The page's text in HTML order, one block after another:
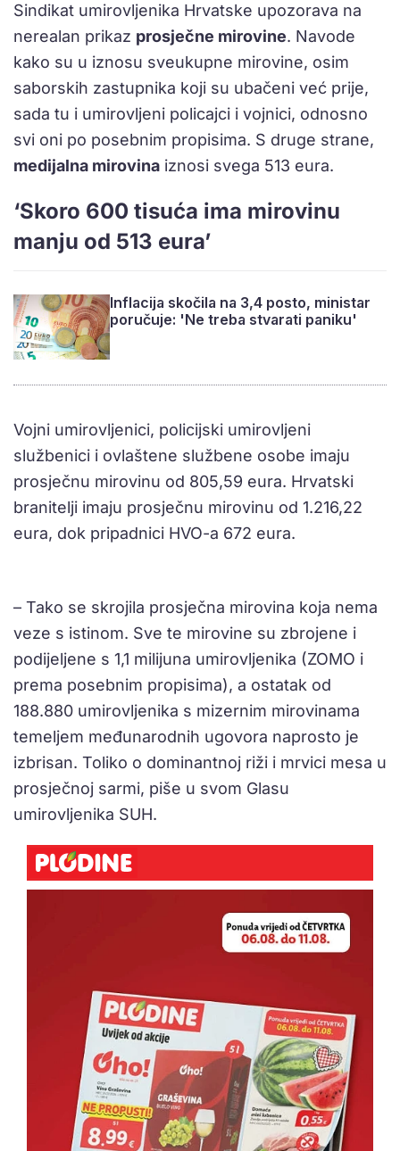
Sindikat umirovljenika Hrvatske upozorava na
nerealan prikaz prosječne mirovine. Navode
kako su u iznosu sveukupne mirovine, osim
saborskih zastupnika koji su ubačeni već prije,
sada tu i umirovljeni policajci i vojnici, odnosno
svi oni po posebnim propisima. S druge strane,
medijalna mirovina iznosi svega 513 eura.
‘Skoro 600 tisuća ima mirovinu
manju od 513 eura’
Inflacija skočila na 3,4 posto, ministar
poručuje: 'Ne treba stvarati paniku'
Vojni umirovljenici, policijski umirovljeni
službenici i ovlaštene službene osobe imaju
prosječnu mirovinu od 805,59 eura. Hrvatski
branitelji imaju prosječnu mirovinu od 1.216,22
eura, dok pripadnici HVO-a 672 eura.
– Tako se skrojila prosječna mirovina koja nema
veze s istinom. Sve te mirovine su zbrojene i
podijeljene s 1,1 milijuna umirovljenika (ZOMO i
prema posebnim propisima), a ostatak od
188.880 umirovljenika s mizernim mirovinama
temeljem međunarodnih ugovora naprosto je
izbrisan. Toliko o dominantnoj riži i mrvici mesa u
prosječnoj sarmi, piše u svom Glasu
umirovljenika SUH.